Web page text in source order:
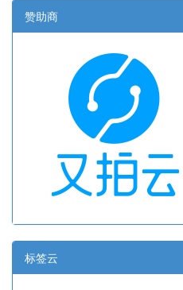
赞助商
标签云